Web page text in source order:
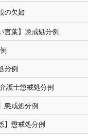
の欠如
言葉】懲戒処分例
分例
護士懲戒処分例
懲戒処分例
】懲戒処分例